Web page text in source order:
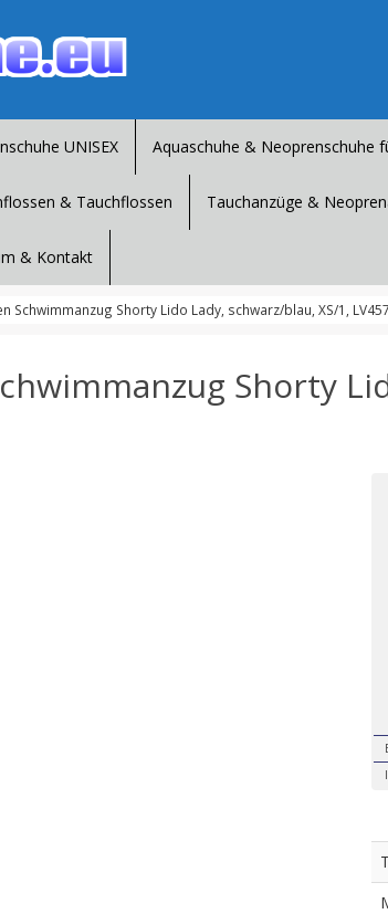
UNISEX Aquaschuhe & Neoprenschuhe
& Tauchflossen Tauchanzüge &
& Kontakt
Schwimmanzug Shorty Lido Lady, schwarz/blau, XS/1,
Shorty